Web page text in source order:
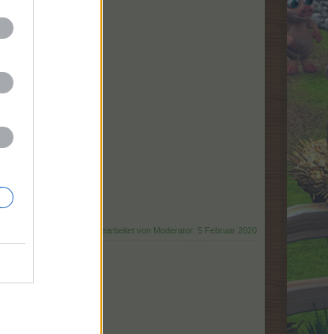
Zuletzt bearbeitet von Moderator: 5 Februar 2020